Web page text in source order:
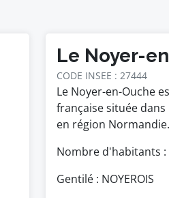
Le Noyer-
CODE INSEE : 27444
Le Noyer-en-Ouche
française située
en région Normandie.
Nombre d'habitants
Gentilé : NOYEROIS